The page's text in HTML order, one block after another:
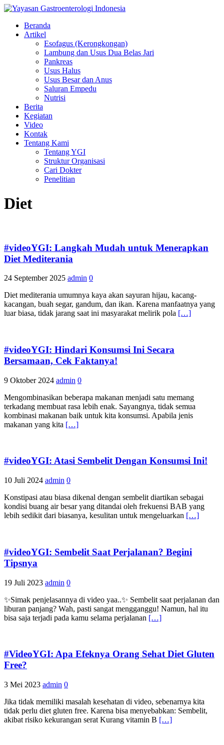
Beranda
Artikel
Esofagus (Kerongkongan)
Lambung dan Usus Dua Belas Jari
Pankreas
Usus Halus
Usus Besar dan Anus
Saluran Empedu
Nutrisi
Berita
Kegiatan
Video
Kontak
Tentang Kami
Tentang YGI
Struktur Organisasi
Cari Dokter
Penelitian
Diet
#videoYGI: Langkah Mudah untuk Menerapkan
Diet Mediterania
24 September 2025 admin 0
Diet mediterania umumnya kaya akan sayuran hijau, kacang-
kacangan, buah segar, gandum, dan ikan. Karena manfaatnya yang
luar biasa, tidak jarang saat ini masyarakat melirik pola […]
#videoYGI: Hindari Konsumsi Ini Secara
Bersamaan, Cek Faktanya!
9 Oktober 2024 admin 0
Mengombinasikan beberapa makanan menjadi satu memang
terkadang membuat rasa lebih enak. Sayangnya, tidak semua
kombinasi makanan baik untuk kita konsumsi. Apabila jenis
makanan yang kita […]
#videoYGI: Atasi Sembelit Dengan Konsumsi Ini!
10 Juli 2024 admin 0
Konstipasi atau biasa dikenal dengan sembelit diartikan sebagai
kondisi buang air besar yang ditandai oleh frekuensi BAB yang
lebih sedikit dari biasanya, kesulitan untuk mengeluarkan […]
#videoYGI: Sembelit Saat Perjalanan? Begini
Tipsnya
19 Juli 2023 admin 0
✨Simak penjelasannya di video yaa..✨ Sembelit saat perjalanan dan
liburan panjang? Wah, pasti sangat mengganggu! Namun, hal itu
bisa saja terjadi pada kamu selama perjalanan […]
#VideoYGI: Apa Efeknya Orang Sehat Diet Gluten
Free?
3 Mei 2023 admin 0
Jika tidak memiliki masalah kesehatan di video, sebenarnya kita
tidak perlu diet gluten free. Karena bisa menyebabkan: Sembelit,
akibat risiko kekurangan serat Kurang vitamin B […]